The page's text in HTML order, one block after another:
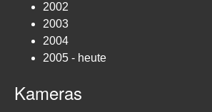
2002
2003
2004
2005 - heute
Kameras